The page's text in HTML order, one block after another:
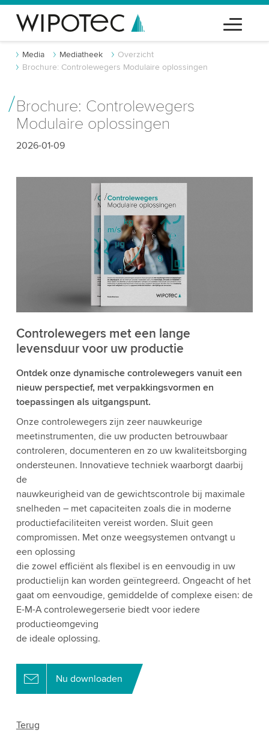
Media Mediatheek
Overzicht
Brochure: Controlewegers Modulaire oplossingen
Brochure: Controlewegers
Modulaire oplossingen
2026-01-09
Controlewegers met een lange
levensduur voor uw productie
Ontdek onze dynamische controlewegers vanuit een
nieuw perspectief, met verpakkingsvormen en
toepassingen als uitgangspunt.
Onze controlewegers zijn zeer nauwkeurige
meetinstrumenten, die uw producten betrouwbaar
controleren, documenteren en zo uw kwaliteitsborging
ondersteunen. Innovatieve techniek waarborgt daarbij
de
nauwkeurigheid van de gewichtscontrole bij maximale
snelheden – met capaciteiten zoals die in moderne
productiefaciliteiten vereist worden. Sluit geen
compromissen. Met onze weegsystemen ontvangt u
een oplossing
die zowel efficiënt als flexibel is en eenvoudig in uw
productielijn kan worden geïntegreerd. Ongeacht of het
gaat om eenvoudige, gemiddelde of complexe eisen: de
E-M-A controlewegerserie biedt voor iedere
productieomgeving
de ideale oplossing.
Nu downloaden
Terug